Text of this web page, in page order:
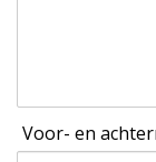
Voor- en